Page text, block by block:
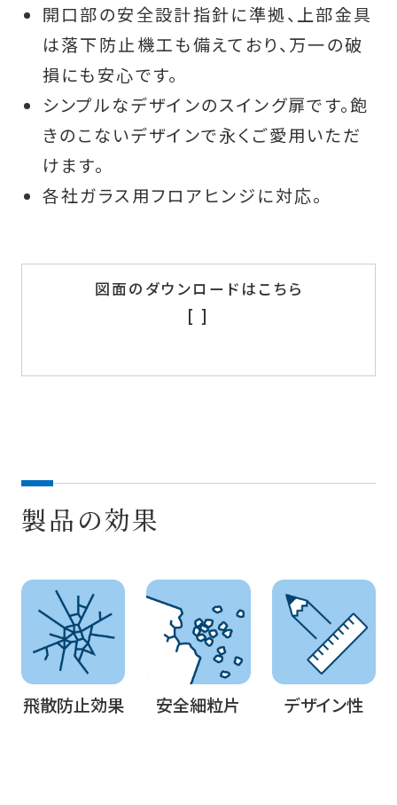
開口部の安全設計指針に準拠、上部金具
は落下防止機工も備えており、万一の破
損にも安心です。
シンプルなデザインのスイング扉です。飽
きのこないデザインで永くご愛用いただ
けます。
各社ガラス用フロアヒンジに対応。
図面のダウンロードはこちら
[ ]
製品の効果
飛散防止効果 安全細粒片 デザイン性